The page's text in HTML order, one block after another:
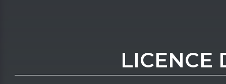
LICENCE